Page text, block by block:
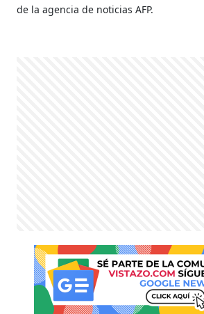
de la agencia de noticias AFP.